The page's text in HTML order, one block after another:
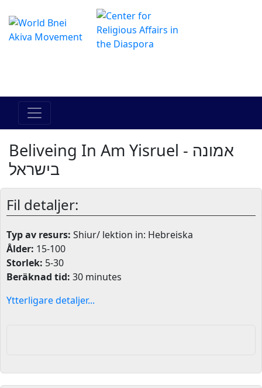
Beliveing In Am Yisruel - אמונה
בישראל
Fil detaljer:
Typ av resurs: Shiur/ lektion in: Hebreiska
Ålder: 15-100
Storlek: 5-30
Beräknad tid: 30 minutes
Ytterligare detaljer...